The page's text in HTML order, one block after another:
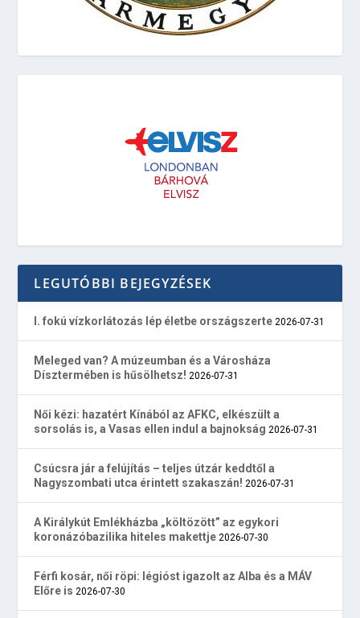
LEGUTÓBBI BEJEGYZÉSEK
I. fokú vízkorlátozás lép életbe országszerte 2026-07-31
Meleged van? A múzeumban és a Városháza
Dísztermében is hűsölhetsz! 2026-07-31
Női kézi: hazatért Kínából az AFKC, elkészült a
sorsolás is, a Vasas ellen indul a bajnokság 2026-07-31
Csúcsra jár a felújítás – teljes útzár keddtől a
Nagyszombati utca érintett szakaszán! 2026-07-31
A Királykút Emlékházba „költözött” az egykori
koronázóbazilika hiteles makettje 2026-07-30
Férfi kosár, női röpi: légióst igazolt az Alba és a MÁV
Előre is 2026-07-30